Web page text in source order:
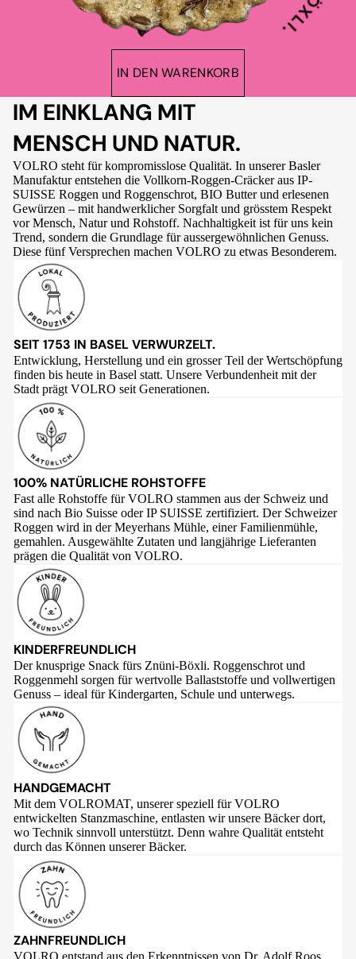
IN DEN WARENKORB
IM EINKLANG MIT
MENSCH UND NATUR.
VOLRO steht für kompromisslose Qualität. In unserer Basler
Manufaktur entstehen die Vollkorn-Roggen-Cräcker aus IP-
SUISSE Roggen und Roggenschrot, BIO Butter und erlesenen
Gewürzen – mit handwerklicher Sorgfalt und grösstem Respekt
vor Mensch, Natur und Rohstoff. Nachhaltigkeit ist für uns kein
Trend, sondern die Grundlage für aussergewöhnlichen Genuss.
Diese fünf Versprechen machen VOLRO zu etwas Besonderem.
SEIT 1753 IN BASEL VERWURZELT.
Entwicklung, Herstellung und ein grosser Teil der Wertschöpfung
finden bis heute in Basel statt. Unsere Verbundenheit mit der
Stadt prägt VOLRO seit Generationen.
100% NATÜRLICHE ROHSTOFFE
Fast alle Rohstoffe für VOLRO stammen aus der Schweiz und
sind nach Bio Suisse oder IP SUISSE zertifiziert. Der Schweizer
Roggen wird in der Meyerhans Mühle, einer Familienmühle,
gemahlen. Ausgewählte Zutaten und langjährige Lieferanten
prägen die Qualität von VOLRO.
KINDERFREUNDLICH
Der knusprige Snack fürs Znüni-Böxli. Roggenschrot und
Roggenmehl sorgen für wertvolle Ballaststoffe und vollwertigen
Genuss – ideal für Kindergarten, Schule und unterwegs.
HANDGEMACHT
Mit dem VOLROMAT, unserer speziell für VOLRO
entwickelten Stanzmaschine, entlasten wir unsere Bäcker dort,
wo Technik sinnvoll unterstützt. Denn wahre Qualität entsteht
durch das Können unserer Bäcker.
ZAHNFREUNDLICH
VOLRO entstand aus den Erkenntnissen von Dr. Adolf Roos,